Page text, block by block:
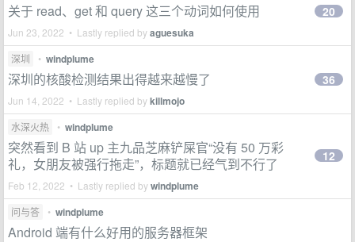
关于 read、get 和 query 这三个动词如何使用
Jun 23, 2022 • Lastly replied byaguesuka
20
深圳 • windplume
深圳的核酸检测结果出得越来越慢了
Jun 14, 2022 • Lastly replied bykillmojo
36
水深火热 • windplume
突然看到 B 站 up 主九品芝麻铲屎官“没有 50 万彩
礼，女朋友被强行拖走”，标题就已经气到不行了
Feb 12, 2022 • Lastly replied bywindplume
12
问与答 • windplume
Android 端有什么好用的服务器框架